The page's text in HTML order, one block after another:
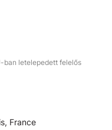
ban letelepedett felelős
France